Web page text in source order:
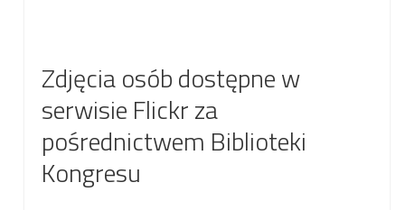
Zdjęcia osób dostępne w
serwisie Flickr za
pośrednictwem Biblioteki
Kongresu